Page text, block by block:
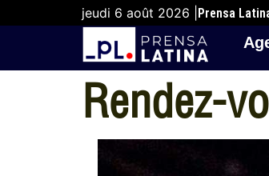
jeudi 6 août 2026 | Prensa
Rendez-